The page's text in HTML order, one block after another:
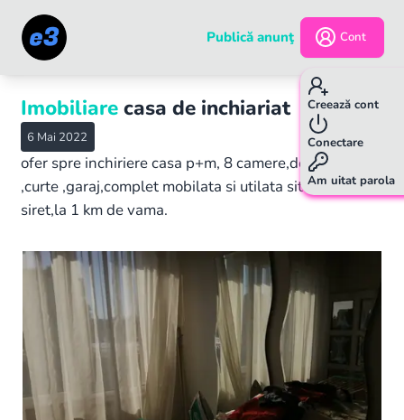
Publică anunţ Cont
Creează cont
Conectare
Am uitat parola
Imobiliare casa de inchiariat
6 Mai 2022
ofer spre inchiriere casa p+m, 8 camere,doua bai
,curte ,garaj,complet mobilata si utilata situata in
siret,la 1 km de vama.